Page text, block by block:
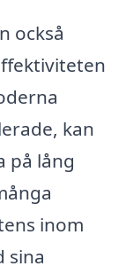
också
kan
på lång
inom
sina